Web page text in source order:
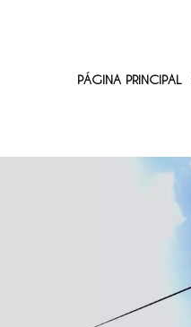
PÁGINA PRINCIPAL